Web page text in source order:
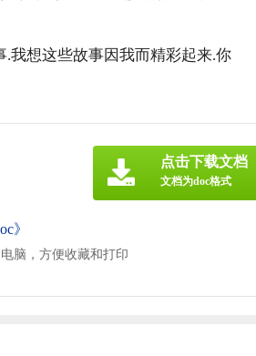
.我想这些故事因我而精彩起来.你
》
脑，方便收藏和打印
点击下载文档
文档为doc格式